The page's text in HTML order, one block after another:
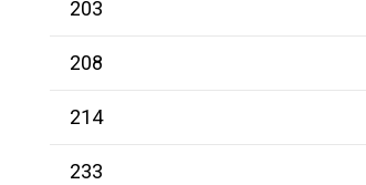
203
208
214
233